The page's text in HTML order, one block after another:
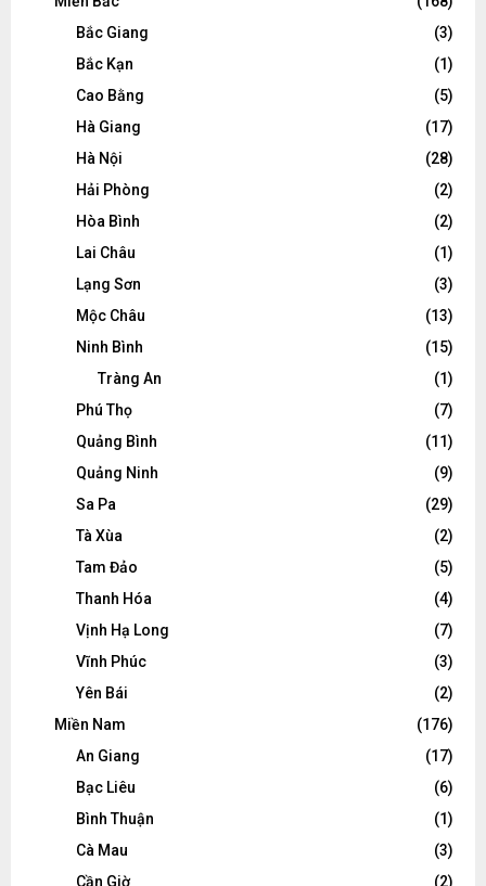
Bắc Giang
(3)
Bắc Kạn
(1)
Cao Bằng
(5)
Hà Giang
(17)
Hà Nội
(28)
Hải Phòng
(2)
Hòa Bình
(2)
Lai Châu
(1)
Lạng Sơn
(3)
Mộc Châu
(13)
Ninh Bình
(15)
Tràng An
(1)
Phú Thọ
(7)
Quảng Bình
(11)
Quảng Ninh
(9)
Sa Pa
(29)
Tà Xùa
(2)
Tam Đảo
(5)
Thanh Hóa
(4)
Vịnh Hạ Long
(7)
Vĩnh Phúc
(3)
Yên Bái
(2)
Miền Nam
(176)
An Giang
(17)
Bạc Liêu
(6)
Bình Thuận
(1)
Cà Mau
(3)
Cần Giờ
(2)